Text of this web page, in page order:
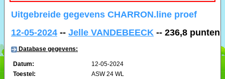
Uitgebreide gegevens CHARRON.line proef
12-05-2024 -- Jelle VANDEBEECK -- 236,8 punten
Database gegevens:
Datum:
12-05-2024
Toestel:
ASW 24 WL